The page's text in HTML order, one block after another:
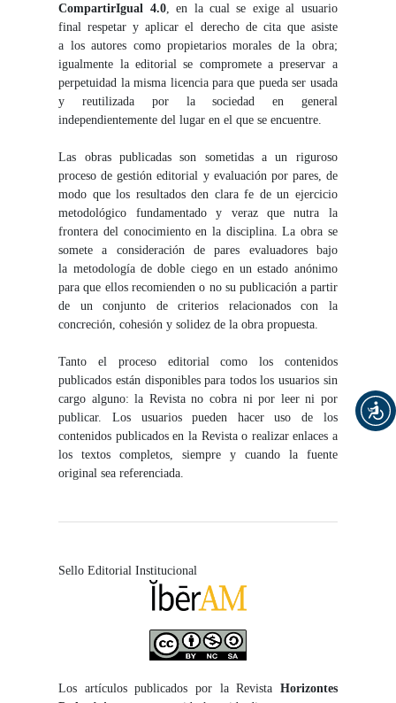
CompartirIgual 4.0, en la cual se exige al usuario
final respetar y aplicar el derecho de cita que asiste
a los autores como propietarios morales de la obra;
igualmente la editorial se compromete a preservar a
perpetuidad la misma licencia para que pueda ser usada
y reutilizada por la sociedad en general
independientemente del lugar en el que se encuentre.
Las obras publicadas son sometidas a un riguroso
proceso de gestión editorial y evaluación por pares, de
modo que los resultados den clara fe de un ejercicio
metodológico fundamentado y veraz que nutra la
frontera del conocimiento en la disciplina. La obra se
somete a consideración de pares evaluadores bajo
la metodología de doble ciego en un estado anónimo
para que ellos recomienden o no su publicación a partir
de un conjunto de criterios relacionados con la
concreción, cohesión y solidez de la obra propuesta.
Tanto el proceso editorial como los contenidos
publicados están disponibles para todos los usuarios sin
cargo alguno: la Revista no cobra ni por leer ni por
publicar. Los usuarios pueden hacer uso de los
contenidos publicados en la Revista o realizar enlaces a
los textos completos, siempre y cuando la fuente
original sea referenciada.
Sello Editorial Institucional
Los artículos publicados por la Revista Horizontes